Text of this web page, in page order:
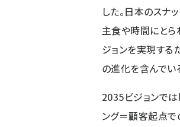
した。日本のスナ
主食や時間にとら
ジョンを実現する
の進化を含んでい
2035ビジョンで
ング＝顧客起点